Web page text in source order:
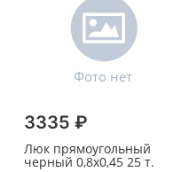
3335 ₽
Люк прямоугольный
черный 0,8х0,45 25 т.